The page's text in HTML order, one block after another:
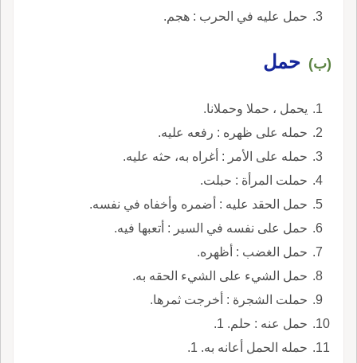
حمل عليه في الحرب : هجم.
(ب) حمل
يحمل ، حملا وحملانا.
حمله على ظهره : رفعه عليه.
حمله على الأمر : أغراه به، حثه عليه.
حملت المرأة : حبلت.
حمل الحقد عليه : أضمره وأخفاه في نفسه.
حمل على نفسه في السير : أتعبها فيه.
حمل الغضب : أظهره.
حمل الشيء على الشيء الحقه به.
حملت الشجرة : أخرجت ثمرها.
حمل عنه : حلم. 1.
حمله الحمل أعانه به. 1.